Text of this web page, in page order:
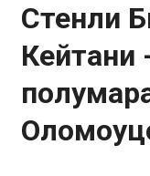
Стенли
Кейтани